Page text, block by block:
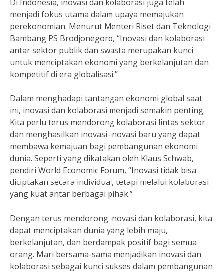
Di Indonesia, inovasi dan kolaborasi juga telah
menjadi fokus utama dalam upaya memajukan
perekonomian. Menurut Menteri Riset dan Teknologi
Bambang PS Brodjonegoro, “Inovasi dan kolaborasi
antar sektor publik dan swasta merupakan kunci
untuk menciptakan ekonomi yang berkelanjutan dan
kompetitif di era globalisasi.”
Dalam menghadapi tantangan ekonomi global saat
ini, inovasi dan kolaborasi menjadi semakin penting.
Kita perlu terus mendorong kolaborasi lintas sektor
dan menghasilkan inovasi-inovasi baru yang dapat
membawa kemajuan bagi pembangunan ekonomi
dunia. Seperti yang dikatakan oleh Klaus Schwab,
pendiri World Economic Forum, “Inovasi tidak bisa
diciptakan secara individual, tetapi melalui kolaborasi
yang kuat antar berbagai pihak.”
Dengan terus mendorong inovasi dan kolaborasi, kita
dapat menciptakan dunia yang lebih maju,
berkelanjutan, dan berdampak positif bagi semua
orang. Mari bersama-sama menjadikan inovasi dan
kolaborasi sebagai kunci sukses dalam pembangunan